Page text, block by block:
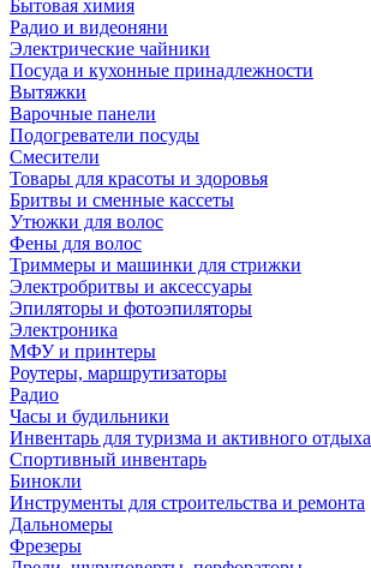
Бытовая химия
Радио и видеоняни
Электрические чайники
Посуда и кухонные принадлежности
Вытяжки
Варочные панели
Подогреватели посуды
Смесители
Товары для красоты и здоровья
Бритвы и сменные кассеты
Утюжки для волос
Фены для волос
Триммеры и машинки для стрижки
Электробритвы и аксессуары
Эпиляторы и фотоэпиляторы
Электроника
МФУ и принтеры
Роутеры, маршрутизаторы
Радио
Часы и будильники
Инвентарь для туризма и активного отдыха
Спортивный инвентарь
Бинокли
Инструменты для строительства и ремонта
Дальномеры
Фрезеры